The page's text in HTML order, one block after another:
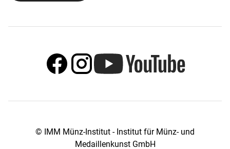
© IMM Münz-Institut - Institut für Münz- und
Medaillenkunst GmbH